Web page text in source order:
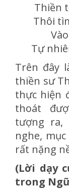
Thiền
Thôi
Tự
Trên đây
thiền sư
thực hiện
thoát
tượng ra,
nghe,
rất nặng
(Lời dạy
trong